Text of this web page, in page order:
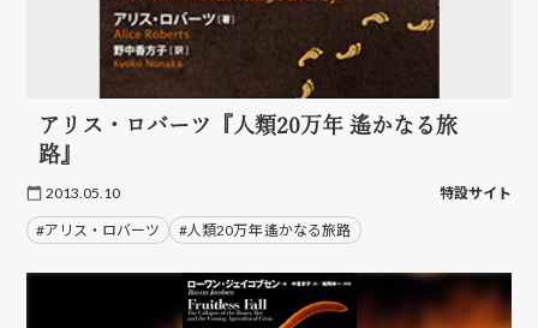
アリス・ロバーツ『人類20万年 遙かなる旅
路』
2013.05.10 特設サイト
#アリス・ロバーツ #人類20万年 遙かなる旅路